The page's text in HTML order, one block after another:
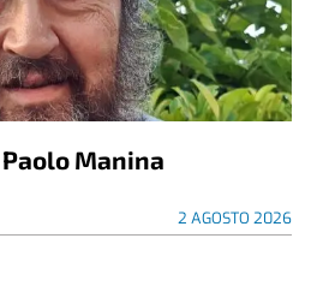
Manina
2 AGOSTO 2026